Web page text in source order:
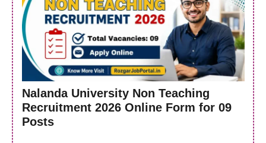
Nalanda University Non Teaching
Recruitment 2026 Online Form for 09
Posts